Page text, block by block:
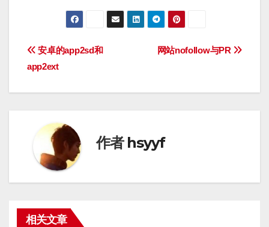
文
章
航
网站nofollow与PR
安卓的app2sd和
app2ext
作者 hsyyf
相关文章